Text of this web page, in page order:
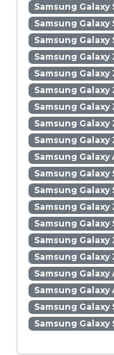
Samsung Galaxy
Samsung Galaxy
Samsung Galaxy
Samsung Galaxy
Samsung Galaxy
Samsung Galaxy
Samsung Galaxy
Samsung Galaxy
Samsung Galaxy
Samsung Galaxy
Samsung Galaxy
Samsung Galaxy
Samsung Galaxy
Samsung Galaxy
Samsung Galaxy
Samsung Galaxy
Samsung Galaxy
Samsung Galaxy
Samsung Galaxy
Samsung Galaxy